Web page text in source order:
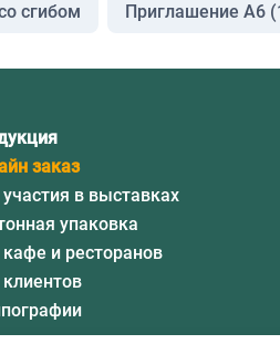
сгибом Приглашение А6
заказ
в выставках
упаковка
и ресторанов